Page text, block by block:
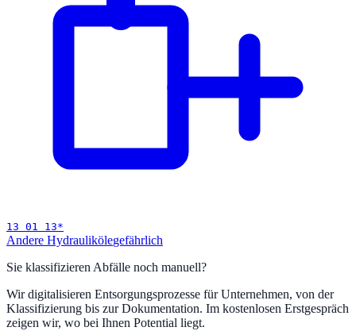
13 01 13*
Andere Hydraulikölegefährlich
Sie klassifizieren Abfälle noch manuell?
Wir digitalisieren Entsorgungsprozesse für Unternehmen, von der
Klassifizierung bis zur Dokumentation. Im kostenlosen Erstgespräch
zeigen wir, wo bei Ihnen Potential liegt.